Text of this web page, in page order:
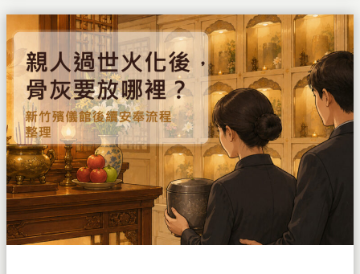
過
世
火
化
後，
骨
灰
要
放
哪